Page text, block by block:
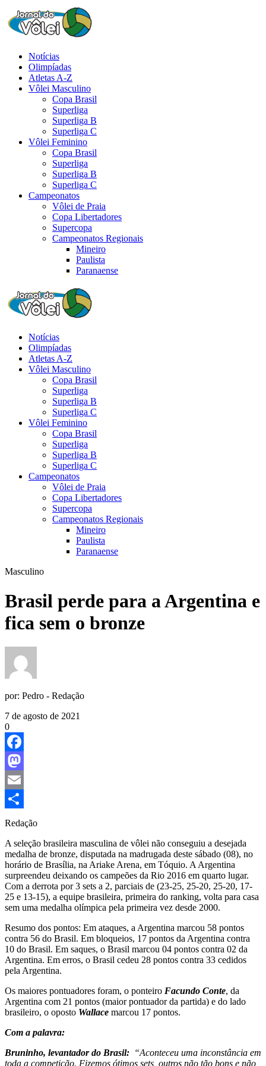
Notícias
Olimpíadas
Atletas A-Z
Vôlei Masculino
Copa Brasil
Superliga
Superliga B
Superliga C
Vôlei Feminino
Copa Brasil
Superliga
Superliga B
Superliga C
Campeonatos
Vôlei de Praia
Copa Libertadores
Supercopa
Campeonatos Regionais
Mineiro
Paulista
Paranaense
Notícias
Olimpíadas
Atletas A-Z
Vôlei Masculino
Copa Brasil
Superliga
Superliga B
Superliga C
Vôlei Feminino
Copa Brasil
Superliga
Superliga B
Superliga C
Campeonatos
Vôlei de Praia
Copa Libertadores
Supercopa
Campeonatos Regionais
Mineiro
Paulista
Paranaense
Masculino
Brasil perde para a Argentina e
fica sem o bronze
por: Pedro - Redação
7 de agosto de 2021
0
Facebook
Mastodon
Email
Share
Redação
A seleção brasileira masculina de vôlei não conseguiu a desejada
medalha de bronze, disputada na madrugada deste sábado (08), no
horário de Brasília, na Ariake Arena, em Tóquio. A Argentina
surpreendeu deixando os campeões da Rio 2016 em quarto lugar.
Com a derrota por 3 sets a 2, parciais de (23-25, 25-20, 25-20, 17-
25 e 13-15), a equipe brasileira, primeira do ranking, volta para casa
sem uma medalha olímpica pela primeira vez desde 2000.
Resumo dos pontos: Em ataques, a Argentina marcou 58 pontos
contra 56 do Brasil. Em bloqueios, 17 pontos da Argentina contra
10 do Brasil. Em saques, o Brasil marcou 04 pontos contra 02 da
Argentina. Em erros, o Brasil cedeu 28 pontos contra 33 cedidos
pela Argentina.
Os maiores pontuadores foram, o ponteiro Facundo Conte, da
Argentina com 21 pontos (maior pontuador da partida) e do lado
brasileiro, o oposto Wallace marcou 17 pontos.
Com a palavra:
Bruninho, levantador do Brasil: “Aconteceu uma inconstância em
toda a competição. Fizemos ótimos sets, outros não tão bons e não